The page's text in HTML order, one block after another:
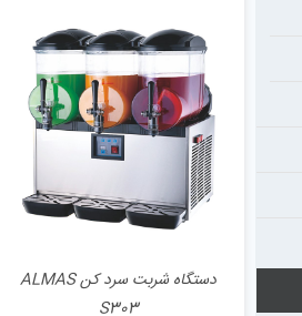
نمایش سریع
دستگاه شربت سرد کن ALMAS
S303